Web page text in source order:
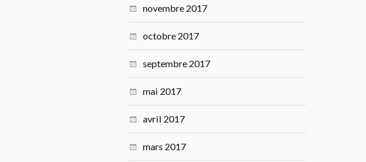
novembre 2017
octobre 2017
septembre 2017
mai 2017
avril 2017
mars 2017